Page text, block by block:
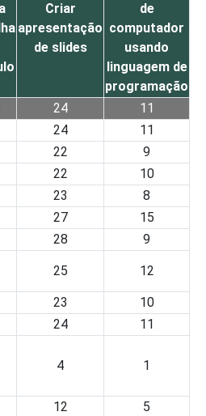
Criar
apresentação
de slides
de
computador
usando
linguagem de
programação
24 11
24
11
22 9
22
10
23
8
27
15
28
9
25 12
23
10
24 11
4 1
12
5